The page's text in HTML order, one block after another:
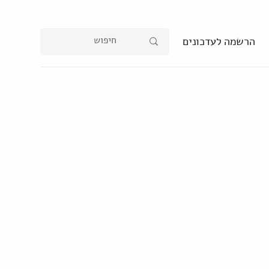
הרשמה לעדכונים